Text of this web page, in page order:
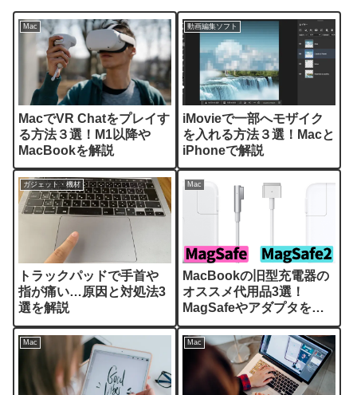
Mac
MacでVR Chatをプレイす
る方法３選！M1以降や
MacBookを解説
動画編集ソフト
iMovieで一部へモザイク
を入れる方法３選！Macと
iPhoneで解説
ガジェット・機材
トラックパッドで手首や
指が痛い…原因と対処法3
選を解説
Mac
MacBookの旧型充電器の
オススメ代用品3選！
MagSafeやアダプタを解
説
Mac Mac